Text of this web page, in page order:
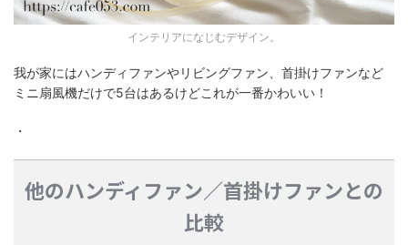
インテリアになじむデザイン。
我が家にはハンディファンやリビングファン、首掛けファンなど
ミニ扇風機だけで5台はあるけどこれが一番かわいい！
・
他のハンディファン／首掛けファンとの
比較